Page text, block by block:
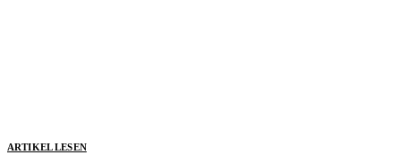
ARTIKEL LESEN